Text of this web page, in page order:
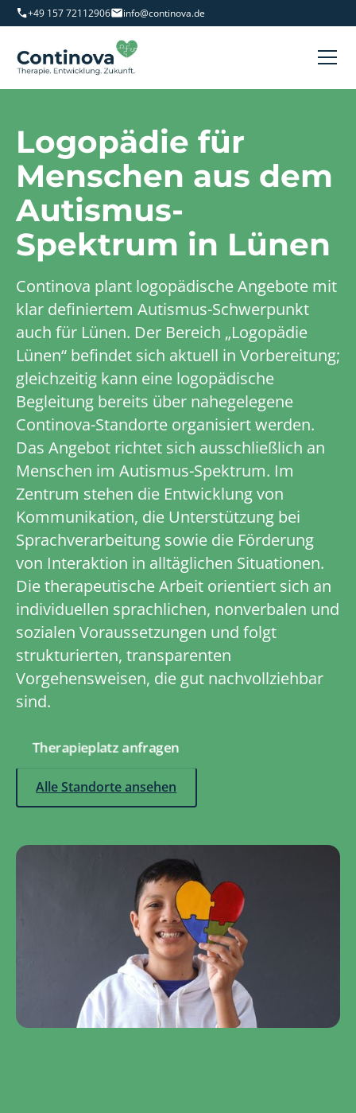
+49 157 72112906 info@continova.de
Logopädie für
Menschen aus dem
Autismus-
Spektrum in Lünen
Continova plant logopädische Angebote mit
klar definiertem Autismus-Schwerpunkt
auch für Lünen. Der Bereich „Logopädie
Lünen“ befindet sich aktuell in Vorbereitung;
gleichzeitig kann eine logopädische
Begleitung bereits über nahegelegene
Continova-Standorte organisiert werden.
Das Angebot richtet sich ausschließlich an
Menschen im Autismus-Spektrum. Im
Zentrum stehen die Entwicklung von
Kommunikation, die Unterstützung bei
Sprachverarbeitung sowie die Förderung
von Interaktion in alltäglichen Situationen.
Die therapeutische Arbeit orientiert sich an
individuellen sprachlichen, nonverbalen und
sozialen Voraussetzungen und folgt
strukturierten, transparenten
Vorgehensweisen, die gut nachvollziehbar
sind.
Therapieplatz anfragen
Alle Standorte ansehen